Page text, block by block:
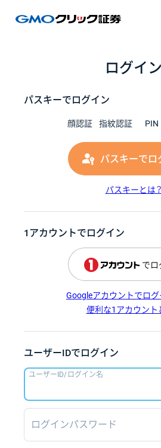
ログイン
パスキーでログイン
顔認証 指紋認証 PIN
パスキーでロ
パスキーとは？
1アカウントでログイン
でロ
Googleアカウントでログ
便利な1アカウント
ユーザーIDでログイン
ユーザーID/ログイン名
ログインパスワード